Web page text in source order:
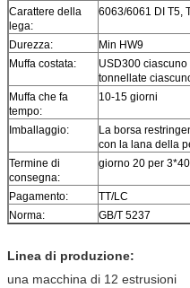
Carattere della
lega:
6063/6061 DI T5,
Durezza:
Min HW9
Muffa costata:
USD300
tonnellate
Muffa che fa
tempo:
10-15 giorni
Imballaggio:
La borsa
con la lana della
Termine di
consegna:
giorno 20 per
Pagamento:
TT/LC
Norma:
GB/T 5237
Linea di produzione:
una macchina di 12 estrusioni